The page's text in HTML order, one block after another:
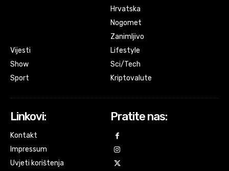
Vijesti
Show
Sport
Hrvatska
Nogomet
Zanimljivo
Lifestyle
Sci/Tech
Kriptovalute
Linkovi:
Kontakt
Impressum
Uvjeti korištenja
Pratite nas: